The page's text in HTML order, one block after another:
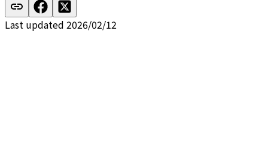
Last updated 2026/02/12